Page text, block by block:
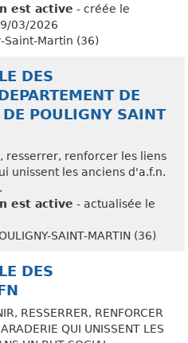
est active - créée le
03/2026
Martin (36)
DES
DE
POULIGNY SAINT
resserrer, renforcer les liens
unissent les anciens d'a.f.n.
est active - actualisée le
SAINT-MARTIN (36)
DES
RESSERRER, RENFORCER
QUI UNISSENT LES